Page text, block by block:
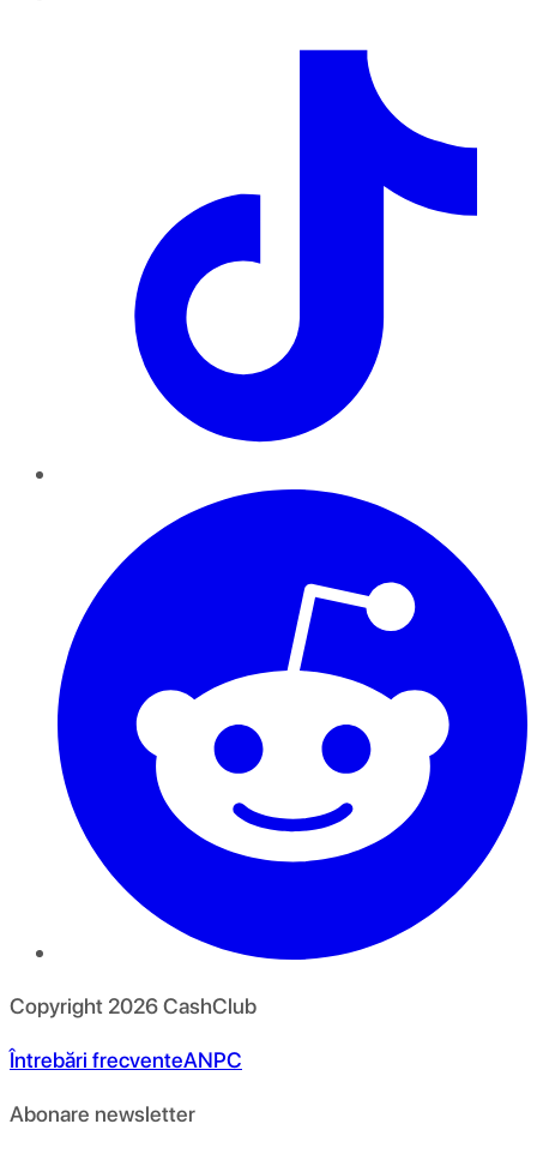
Copyright 2026CashClub
Întrebări frecventeANPC
Abonare newsletter